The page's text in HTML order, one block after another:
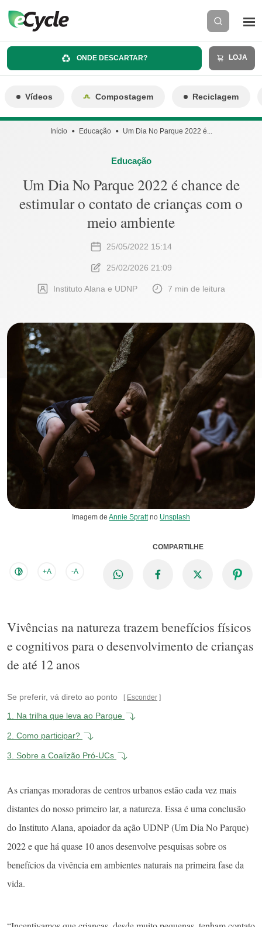
ONDE DESCARTAR? LOJA
Vídeos Compostagem Reciclagem
Início Educação Um Dia No Parque 2022 é...
Educação
Um Dia No Parque 2022 é chance de
estimular o contato de crianças com o
meio ambiente
25/05/2022 15:14
25/02/2026 21:09
Instituto Alana e UDNP 7 min de leitura
Imagem de Annie Sprattno Unsplash
+A -A
COMPARTILHE
Vivências na natureza trazem benefícios físicos
e cognitivos para o desenvolvimento de crianças
de até 12 anos
Se preferir, vá direto ao ponto Esconder
1. Na trilha que leva ao Parque
2. Como participar?
3. Sobre a Coalizão Pró-UCs
As crianças moradoras de centros urbanos estão cada vez mais
distantes do nosso primeiro lar, a natureza. Essa é uma conclusão
do Instituto Alana, apoiador da ação UDNP (Um Dia No Parque)
2022 e que há quase 10 anos desenvolve pesquisas sobre os
benefícios da vivência em ambientes naturais na primeira fase da
vida.